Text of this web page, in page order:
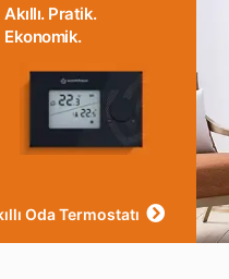
Akıllı. Pratik.
Ekonomik.
Oda Termostatı